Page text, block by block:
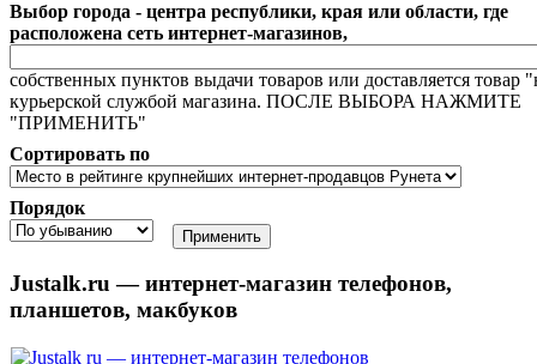
Выбор города - центра республики, края или области, где
расположена сеть интернет-магазинов,
собственных пунктов выдачи товаров или доставляется товар
курьерской службой магазина. ПОСЛЕ ВЫБОРА НАЖМИТЕ
"ПРИМЕНИТЬ"
Сортировать по
Порядок
Justalk.ru — интернет-магазин телефонов,
планшетов, макбуков